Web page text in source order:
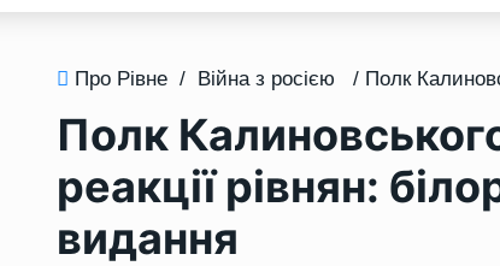
Про Рівне / Війна з росією
Полк
реакції рівнян:
видання